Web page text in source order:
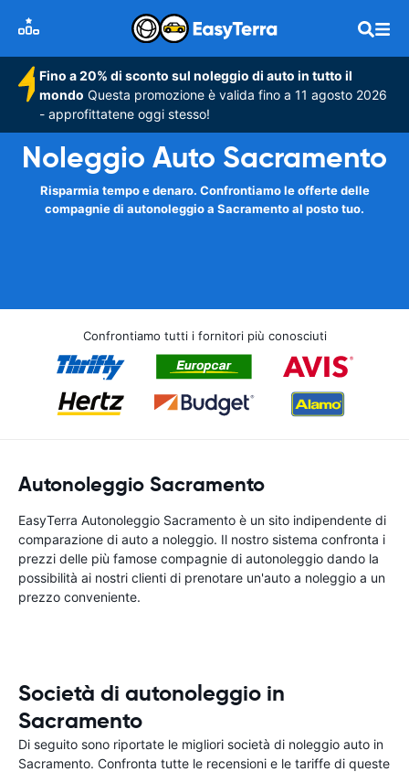
Fino a 20% di sconto sul noleggio di auto in tutto il
mondo Questa promozione è valida fino a 11 agosto 2026
- approfittatene oggi stesso!
Noleggio Auto Sacramento
Risparmia tempo e denaro. Confrontiamo le offerte delle
compagnie di autonoleggio a Sacramento al posto tuo.
Confrontiamo tutti i fornitori più conosciuti
Autonoleggio Sacramento
EasyTerra Autonoleggio Sacramento è un sito indipendente di
comparazione di auto a noleggio. Il nostro sistema confronta i
prezzi delle più famose compagnie di autonoleggio dando la
possibilità ai nostri clienti di prenotare un'auto a noleggio a un
prezzo conveniente.
Società di autonoleggio in
Sacramento
Di seguito sono riportate le migliori società di noleggio auto in
Sacramento. Confronta tutte le recensioni e le tariffe di queste